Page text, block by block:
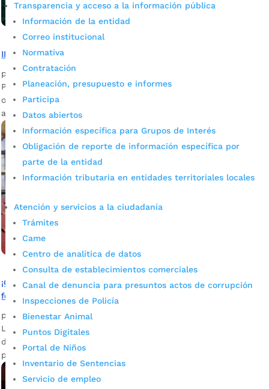
Transparencia y acceso a la información pública
Información de la entidad
Correo institucional
Normativa
Contratación
Planeación, presupuesto e informes
Participa
Datos abiertos
Información específica para Grupos de Interés
Obligación de reporte de información específica por
parte de la entidad
Información tributaria en entidades territoriales locales
Atención y servicios a la ciudadanía
Trámites
Came
Centro de analítica de datos
Consulta de establecimientos comerciales
Canal de denuncia para presuntos actos de corrupción
Inspecciones de Policía
Bienestar Animal
Puntos Digitales
Portal de Niños
Inventario de Sentencias
Servicio de empleo
INVISBU está presente en el norte de Bucaramanga
por admin_prensa
Para descentralizar los servicios y facilitar el acceso a la
oferta institucional, el INVISBU mantiene su punto de
atención en el norte.
¡Contribuyentes de Industria y Comercio! Atentos a las
fechas de declaración y pago
por admin_prensa|Mar 9, 2026
La Alcaldía informa que avanzan los vencimientos para la
declaración de Industria y Comercio de 2025, y se acerca el
pago de la primer cuota.